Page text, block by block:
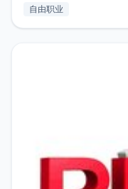
收入下降20%，但却
自由职业